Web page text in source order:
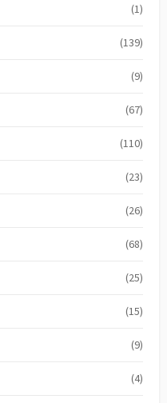
(1)
(139)
(9)
(67)
(110)
(23)
(26)
(68)
(25)
(15)
(9)
(4)